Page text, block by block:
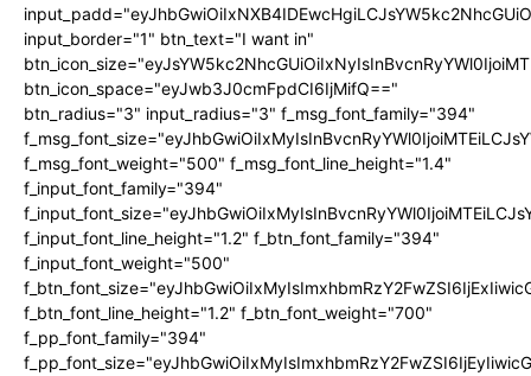
input_border="1" btn_text="I want in"
btn_icon_space="eyJwb3J0cmFpdCI6IjMifQ=="
btn_radius="3" input_radius="3" f_msg_font_family="394"
f_msg_font_weight="500" f_msg_font_line_height="1.4"
f_input_font_family="394"
f_input_font_line_height="1.2" f_btn_font_family="394"
f_input_font_weight="500"
f_btn_font_line_height="1.2" f_btn_font_weight="700"
f_pp_font_family="394"